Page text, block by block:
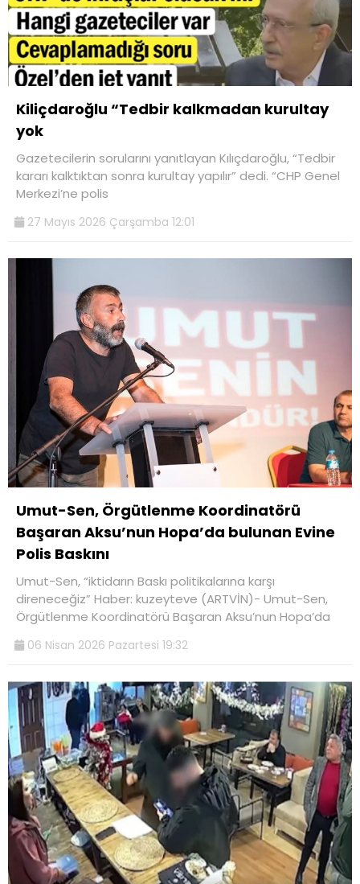
Kiliçdaroğlu “Tedbir kalkmadan kurultay
yok
Gazetecilerin sorularını yanıtlayan Kılıçdaroğlu, “Tedbir
kararı kalktıktan sonra kurultay yapılır” dedi. “CHP Genel
Merkezi’ne polis
27 Mayıs 2026 Çarşamba 12:01
Umut-Sen, Örgütlenme Koordinatörü
Başaran Aksu’nun Hopa’da bulunan Evine
Polis Baskını
Umut-Sen, “iktidarın Baskı politikalarına karşı
direneceğiz” Haber: kuzeyteve (ARTVİN)- Umut-Sen,
Örgütlenme Koordinatörü Başaran Aksu’nun Hopa’da
06 Nisan 2026 Pazartesi 19:32